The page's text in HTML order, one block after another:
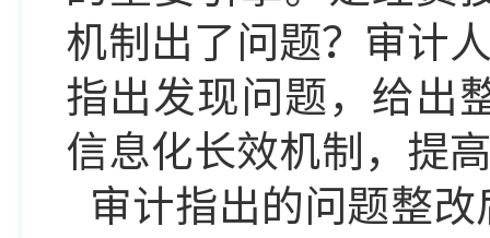
机制出了问题？审计
指出发现问题，给出
信息化长效机制，提
审计指出的问题整